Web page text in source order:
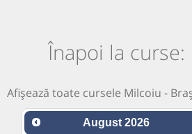
Înapoi la curse:
Afișează toate cursele Milcoiu -
August 2026